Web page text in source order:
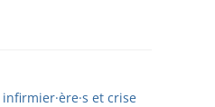
et crise